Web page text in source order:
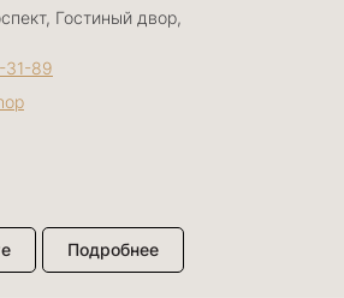
Гостиный двор,
31-89
Подробнее